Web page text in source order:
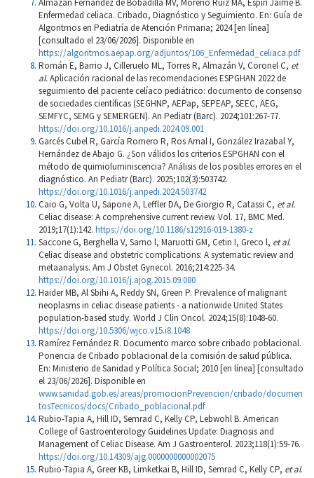
Almazán Fernández de Bobadilla MV, Moreno Ruiz MA, Espín Jaime B.
Enfermedad celiaca. Cribado, Diagnóstico y Seguimiento. En: Guía de
Algoritmos en Pediatría de Atención Primaria; 2024 [en línea]
[consultado el 23/06/2026]. Disponible en
https://algoritmos.aepap.org/adjuntos/106_Enfermedad_celiaca.pdf
Román E, Barrio J, Cilleruelo ML, Torres R, Almazán V, Coronel C, et
al.Aplicación racional de las recomendaciones ESPGHAN 2022 de
seguimiento del paciente celíaco pediátrico: documento de consenso
de sociedades científicas (SEGHNP, AEPap, SEPEAP, SEEC, AEG,
SEMFYC, SEMG y SEMERGEN). An Pediatr (Barc). 2024;101:267-77.
https://doi.org/10.1016/j.anpedi.2024.09.001
Garcés Cubel R, García Romero R, Ros Arnal I, González Irazabal Y,
Hernández de Abajo G. ¿Son válidos los criterios ESPGHAN con el
método de quimioluminiscencia? Análisis de los posibles errores en el
diagnóstico. An Pediatr (Barc). 2025;102(3):503742.
https://doi.org/10.1016/j.anpedi.2024.503742
Caio G, Volta U, Sapone A, Leffler DA, De Giorgio R, Catassi C, et al.
Celiac disease: A comprehensive current review. Vol. 17, BMC Med.
2019;17(1):142. https://doi.org/10.1186/s12916-019-1380-z
Saccone G, Berghella V, Sarno l, Maruotti GM, Cetin I, Greco l, et al.
Celiac disease and obstetric complications: A systematic review and
metaanalysis. Am J Obstet Gynecol. 2016;214:225-34.
https://doi.org/10.1016/j.ajog.2015.09.080
Haider MB, Al Sbihi A, Reddy SN, Green P. Prevalence of malignant
neoplasms in celiac disease patients - a nationwide United States
population-based study. World J Clin Oncol. 2024;15(8):1048-60.
https://doi.org/10.5306/wjco.v15.i8.1048
Ramírez Fernández R. Documento marco sobre cribado poblacional.
Ponencia de Cribado poblacional de la comisión de salud pública.
En: Ministerio de Sanidad y Política Social; 2010 [en línea] [consultado
el 23/06/2026]. Disponible en
www.sanidad.gob.es/areas/promocionPrevencion/cribado/documen
tosTecnicos/docs/Cribado_poblacional.pdf
Rubio-Tapia A, Hill ID, Semrad C, Kelly CP, Lebwohl B. American
College of Gastroenterology Guidelines Update: Diagnosis and
Management of Celiac Disease. Am J Gastroenterol. 2023;118(1):59-76.
https://doi.org/10.14309/ajg.0000000000002075
Rubio-Tapia A, Greer KB, Limketkai B, Hill ID, Semrad C, Kelly CP, et al.